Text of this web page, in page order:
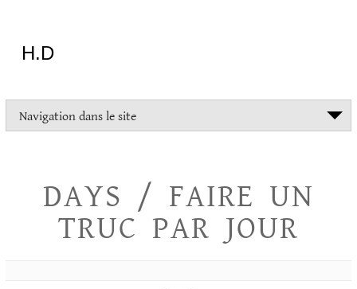
H.D
Navigation dans le site
DAYS / FAIRE UN
TRUC PAR JOUR